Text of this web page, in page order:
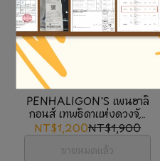
PENHALIGON'S เพนฮาลิ
กอนส์ เทพธิดาแห่งดวงจัน
ทร์เซ็ตสำหรับเดินทาง 3ชิ้น
(น้ำหอมEDT10ml+โลชั่นทา
ผิว30ml+เจลอาบน้ำ30ml)
NT$1,200NT$1,900
ขายหมดแล้ว